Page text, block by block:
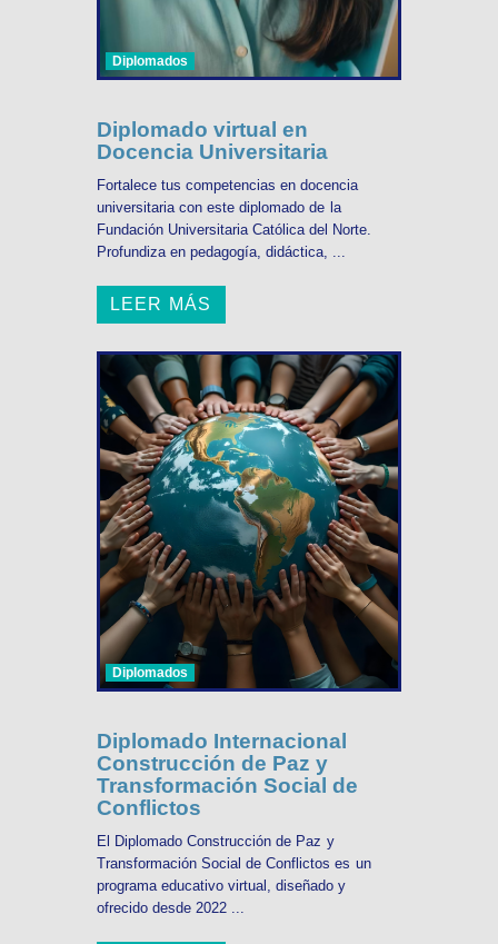
Diplomados
Diplomado virtual en
Docencia Universitaria
Fortalece tus competencias en docencia
universitaria con este diplomado de la
Fundación Universitaria Católica del Norte.
Profundiza en pedagogía, didáctica, ...
LEER MÁS
Diplomados
Diplomado Internacional
Construcción de Paz y
Transformación Social de
Conflictos
El Diplomado Construcción de Paz y
Transformación Social de Conflictos es un
programa educativo virtual, diseñado y
ofrecido desde 2022 ...